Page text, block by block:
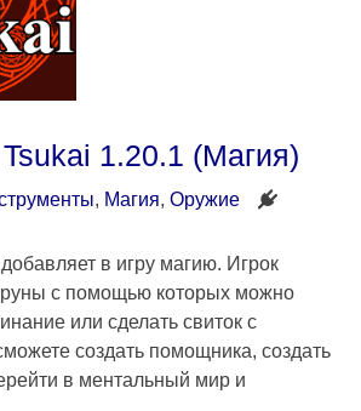
1.20.1 (Магия)
, Магия,Оружие
в игру магию. Игрок
руны с помощью которых можно
или сделать свиток с
создать помощника, создать
в ментальный мир и